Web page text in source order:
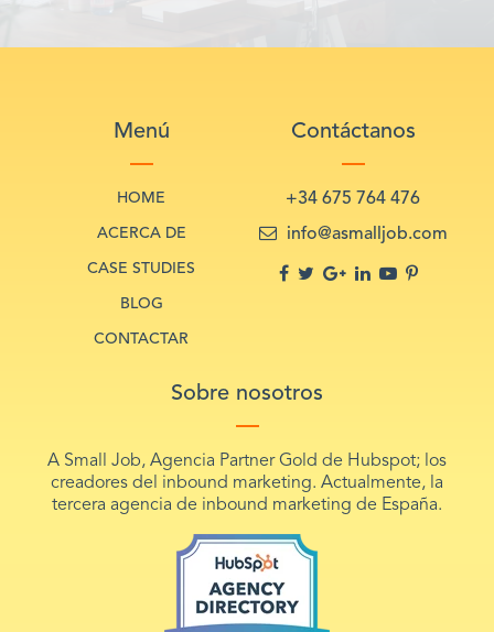
Menú
HOME
ACERCA DE
CASE STUDIES
BLOG
CONTACTAR
Contáctanos
+34 675 764 476
info@asmalljob.com
Sobre nosotros
A Small Job, Agencia Partner Gold de Hubspot; los
creadores del inbound marketing. Actualmente, la
tercera agencia de inbound marketing de España.